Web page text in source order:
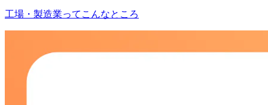
工場・製造業ってこんなところ